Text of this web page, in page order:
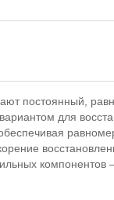
постоянный,
для
компонентов